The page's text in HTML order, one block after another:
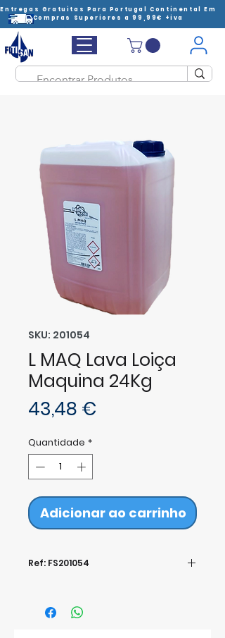
Entregas Gratuitas Para Portugal Continental Em
Compras Superiores a 99,99€ +iva
SKU: 201054
L MAQ Lava Loiça
Maquina 24Kg
43,48 €
Quantidade *
Adicionar ao carrinho
Ref: FS201054